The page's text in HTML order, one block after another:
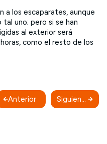
a los escaparates, aunque
uno; pero si se han
al exterior será
como el resto de los
Anterior Siguiente